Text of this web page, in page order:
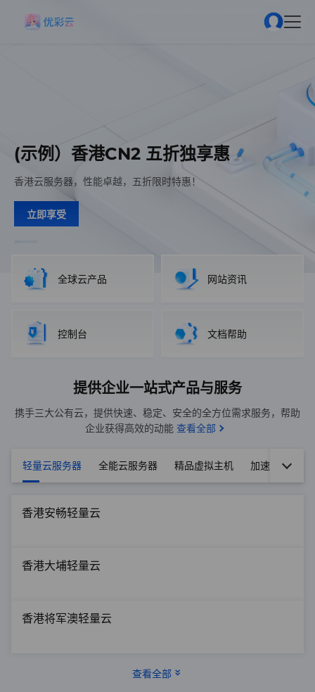
(示例）香港CN2 五折独享惠
香港云服务器，性能卓越，五折限时特惠！
(示例）香港CN2 五折独享惠
香港云服务器，性能卓越，五折限时特惠！
(示例）香港CN2 五折独享惠
香港云服务器，性能卓越，五折限时特惠！
立即享受
全球云产品 网站资讯
控制台 文档帮助
提供企业一站式产品与服务
携手三大公有云，提供快速、稳定、安全的全方位需求服务，帮助
企业获得高效的动能 查看全部
轻量云服务器 全能云服务器 精品虚拟主机 加速防御
香港安畅轻量云
香港大埔轻量云
香港将军澳轻量云
查看全部